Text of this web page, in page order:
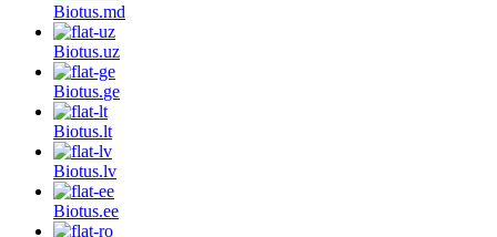
Biotus.md
Biotus.uz
Biotus.ge
Biotus.lt
Biotus.lv
Biotus.ee